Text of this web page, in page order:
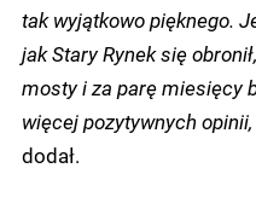
tak wyjątkowo pięknego.
jak Stary Rynek się
mosty i za parę miesięcy
więcej pozytywnych
dodał.